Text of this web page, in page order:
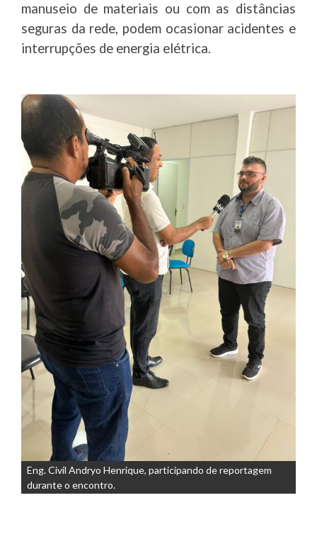
manuseio de materiais ou com as distâncias
seguras da rede, podem ocasionar acidentes e
interrupções de energia elétrica.
Eng. Civil Andryo Henrique, participando de reportagem
durante o encontro.